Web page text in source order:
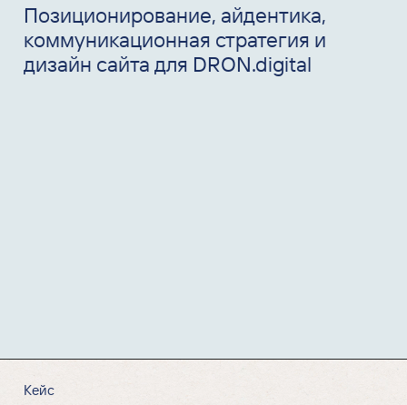
Позиционирование, айдентика,
коммуникационная стратегия и
дизайн сайта для DRON.digital
Кейс